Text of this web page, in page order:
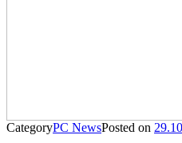
CategoryPC NewsPosted on